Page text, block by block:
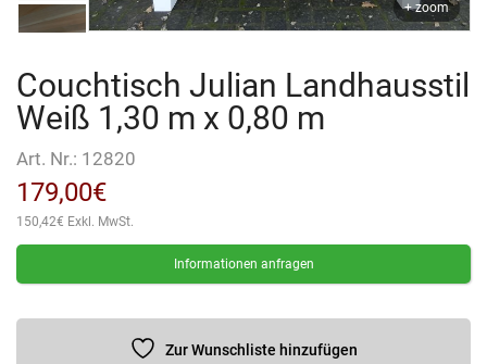
+ zoom
Couchtisch Julian Landhausstil
Weiß 1,30 m x 0,80 m
Art. Nr.: 12820
179,00€
150,42€ Exkl. MwSt.
Informationen anfragen
Zur Wunschliste hinzufügen